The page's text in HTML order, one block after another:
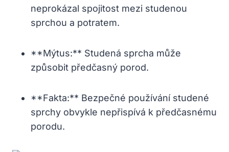
neprokázal spojitost mezi studenou
sprchou a potratem.
**Mýtus:** Studená sprcha může
způsobit předčasný porod.
**Fakta:** Bezpečné používání studené
sprchy obvykle nepřispívá k předčasnému
porodu.